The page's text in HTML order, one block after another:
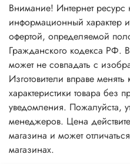
Внимание! Интернет ресурс
информационный характер
офертой, определяемой
Гражданского кодекса РФ.
может не совпадать с
Изготовители вправе
характеристики товара без
уведомления. Пожалуйста,
менеджеров. Цена
магазина и может
магазинах.